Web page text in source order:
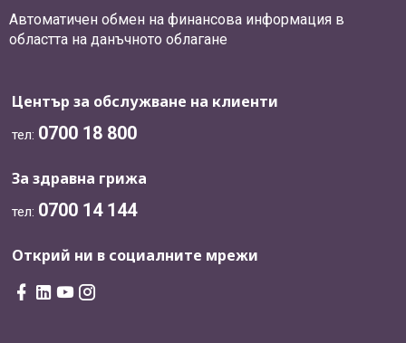
Автоматичен обмен на финансова информация в
областта на данъчното облагане
Център за обслужване на клиенти
тел: 0700 18 800
За здравна грижа
тел: 0700 14 144
Открий ни в социалните мрежи